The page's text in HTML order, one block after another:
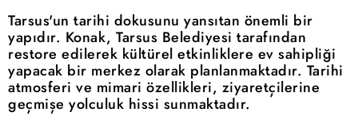
Tarsus'un tarihi dokusunu yansıtan önemli bir
yapıdır. Konak, Tarsus Belediyesi tarafından
restore edilerek kültürel etkinliklere ev sahipliği
yapacak bir merkez olarak planlanmaktadır. Tarihi
atmosferi ve mimari özellikleri, ziyaretçilerine
geçmişe yolculuk hissi sunmaktadır.